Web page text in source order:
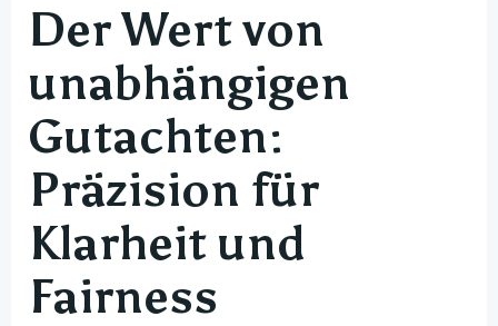
Der Wert von
unabhängigen
Gutachten:
Präzision für
Klarheit und
Fairness